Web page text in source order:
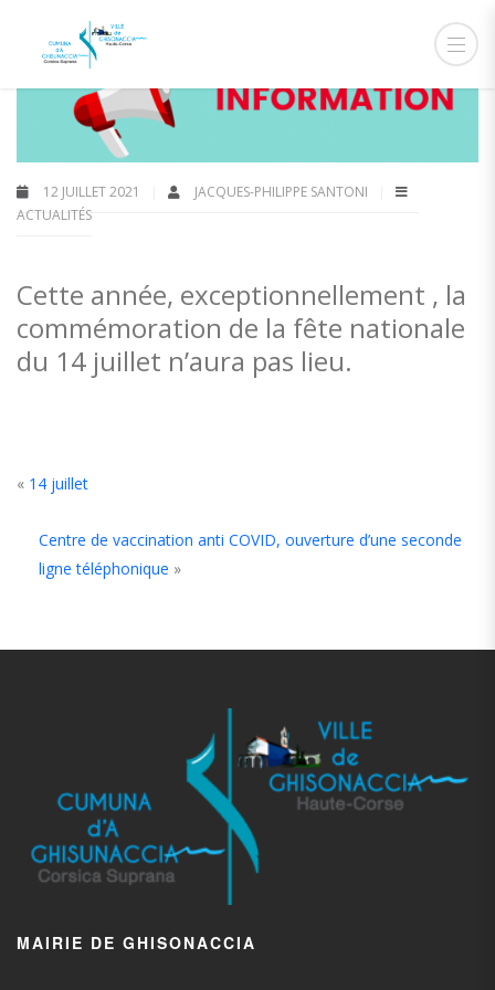
12 JUILLET 2021
JACQUES-PHILIPPE SANTONI
ACTUALITÉS
Cette année, exceptionnellement , la
commémoration de la fête nationale
du 14 juillet n’aura pas lieu.
« 14 juillet
Centre de vaccination anti COVID, ouverture d’une seconde
ligne téléphonique »
MAIRIE DE GHISONACCIA